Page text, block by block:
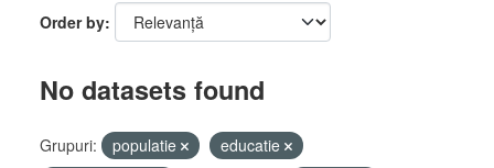
Order by
No datasets found
Grupuri: populatie
educatie